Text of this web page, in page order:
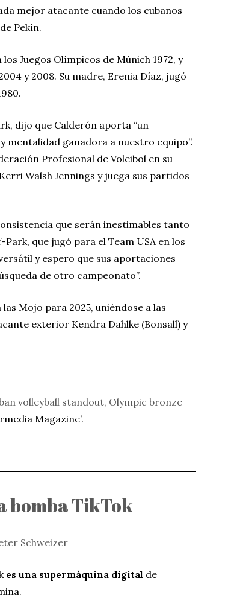
mejor atacante cuando los cubanos
Pekín.
Juegos Olímpicos de Múnich 1972, y
y 2008. Su madre, Erenia Díaz, jugó
dijo que Calderón aporta “un
mentalidad ganadora a nuestro equipo”.
Profesional de Voleibol en su
Walsh Jennings y juega sus partidos
que serán inestimables tanto
que jugó para el Team USA en los
y espero que sus aportaciones
de otro campeonato”.
Mojo para 2025, uniéndose a las
exterior Kendra Dahlke (Bonsall) y
volleyball standout, Olympic bronze
Magazine’.
bomba TikTok
Schweizer
es una supermáquina digital de